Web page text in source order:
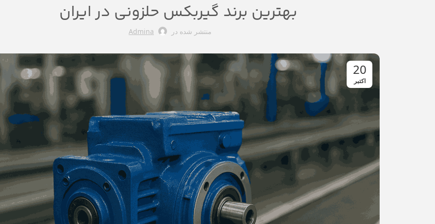
بهترین برند گیربکس حلزونی در ایران
منتشر شده در Admina
20
اکتبر